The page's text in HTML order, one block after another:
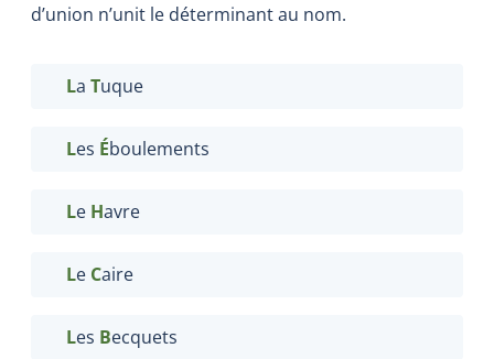
d’union n’unit le déterminant au nom.
La Tuque
Les Éboulements
Le Havre
Le Caire
Les Becquets